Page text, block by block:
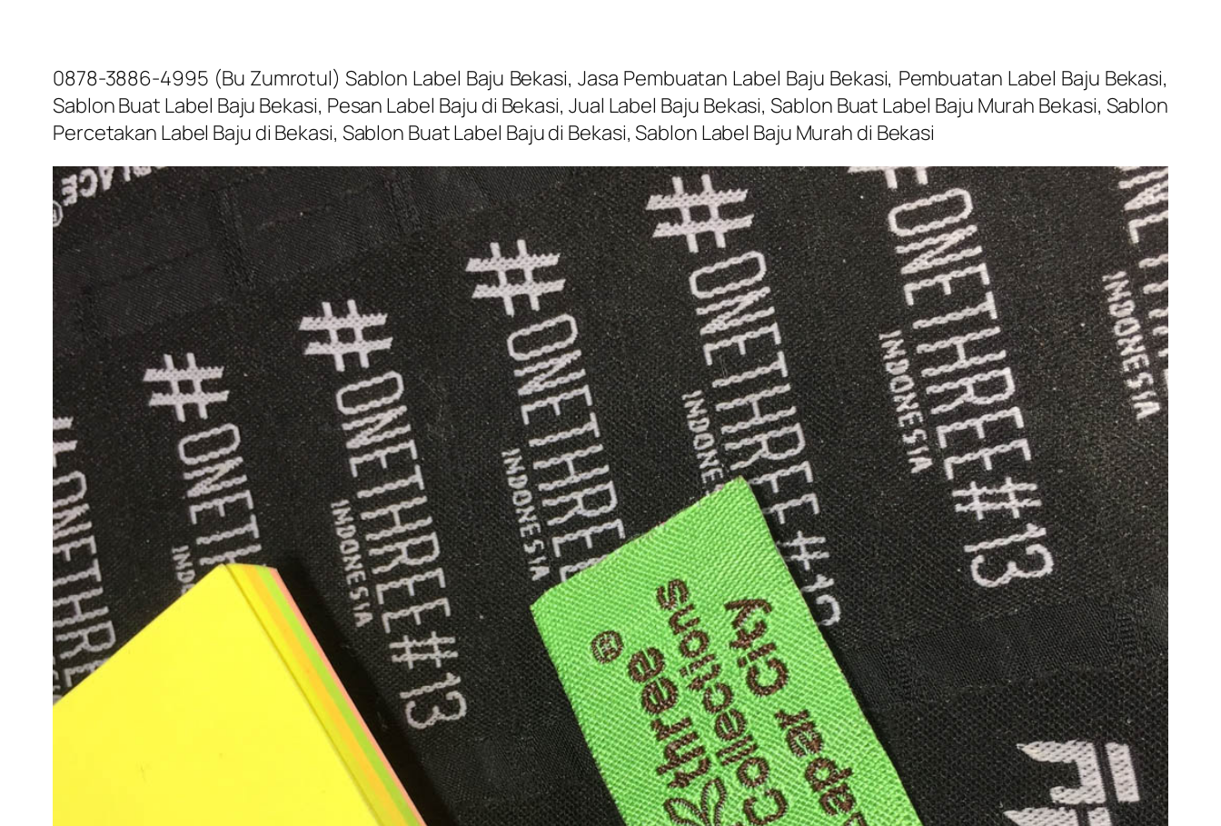
0878-3886-4995 (Bu Zumrotul) Sablon Label Baju Bekasi, Jasa Pembuatan Label Baju Bekasi, Pembuatan Label Baju Bekasi,
Sablon Buat Label Baju Bekasi, Pesan Label Baju di Bekasi, Jual Label Baju Bekasi, Sablon Buat Label Baju Murah Bekasi, Sablon
Percetakan Label Baju di Bekasi, Sablon Buat Label Baju di Bekasi, Sablon Label Baju Murah di Bekasi